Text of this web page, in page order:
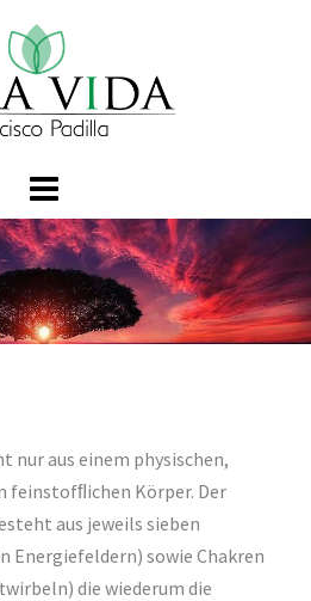
nur aus einem physischen,
feinstofﬂichen Körper. Der
aus jeweils sieben
Energiefeldern) sowie Chakren
die wiederum die